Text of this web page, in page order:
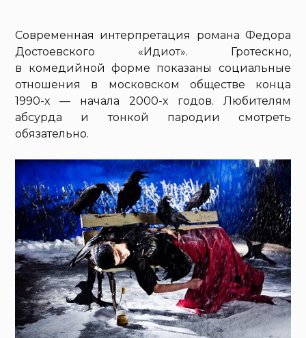
Современная интерпретация романа Федора
Достоевского «Идиот». Гротескно,
в комедийной форме показаны социальные
отношения в московском обществе конца
1990-х — начала 2000-х годов. Любителям
абсурда и тонкой пародии смотреть
обязательно.